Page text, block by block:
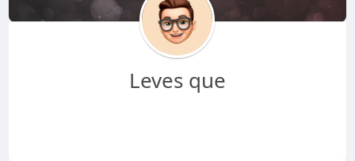
Leves que